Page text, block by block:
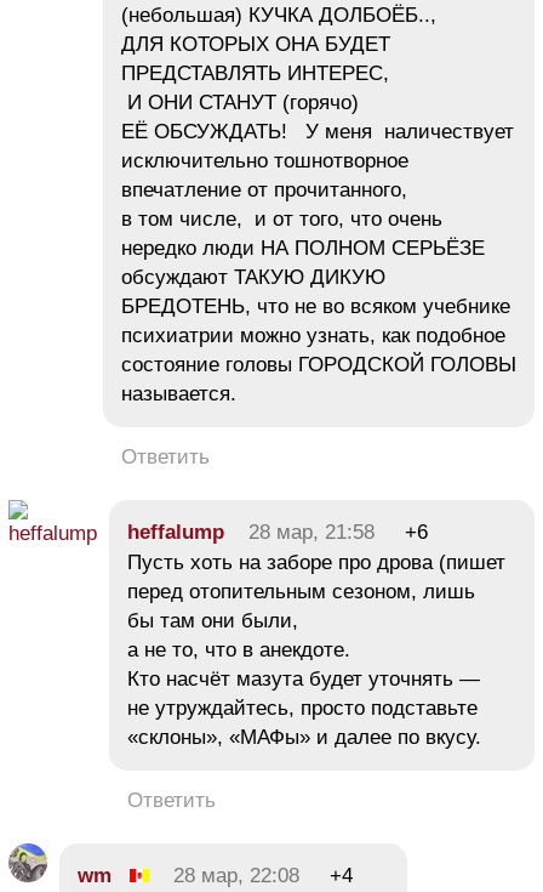
(небольшая) КУЧКА ДОЛБОЁБ..,
ДЛЯ КОТОРЫХ ОНА БУДЕТ
ПРЕДСТАВЛЯТЬ ИНТЕРЕС,
И ОНИ СТАНУТ (горячо)
ЕЁ ОБСУЖДАТЬ! У меня наличествует
исключительно тошнотворное
впечатление от прочитанного,
в том числе, и от того, что очень
нередко люди НА ПОЛНОМ СЕРЬЁЗЕ
обсуждают ТАКУЮ ДИКУЮ
БРЕДОТЕНЬ, что не во всяком учебнике
психиатрии можно узнать, как подобное
состояние головы ГОРОДСКОЙ ГОЛОВЫ
называется.
Ответить
heffalump 28 мар, 21:58
+6
Пусть хоть на заборе про дрова (пишет
перед отопительным сезоном, лишь
бы там они были,
а не то, что в анекдоте.
Кто насчёт мазута будет уточнять —
не утруждайтесь, просто подставьте
«склоны», «МАФы» и далее по вкусу.
Ответить
wm 28 мар, 22:08
+4